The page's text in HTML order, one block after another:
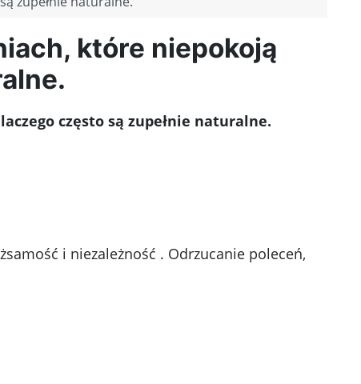
które niepokoją
często są zupełnie naturalne.
i niezależność . Odrzucanie poleceń,